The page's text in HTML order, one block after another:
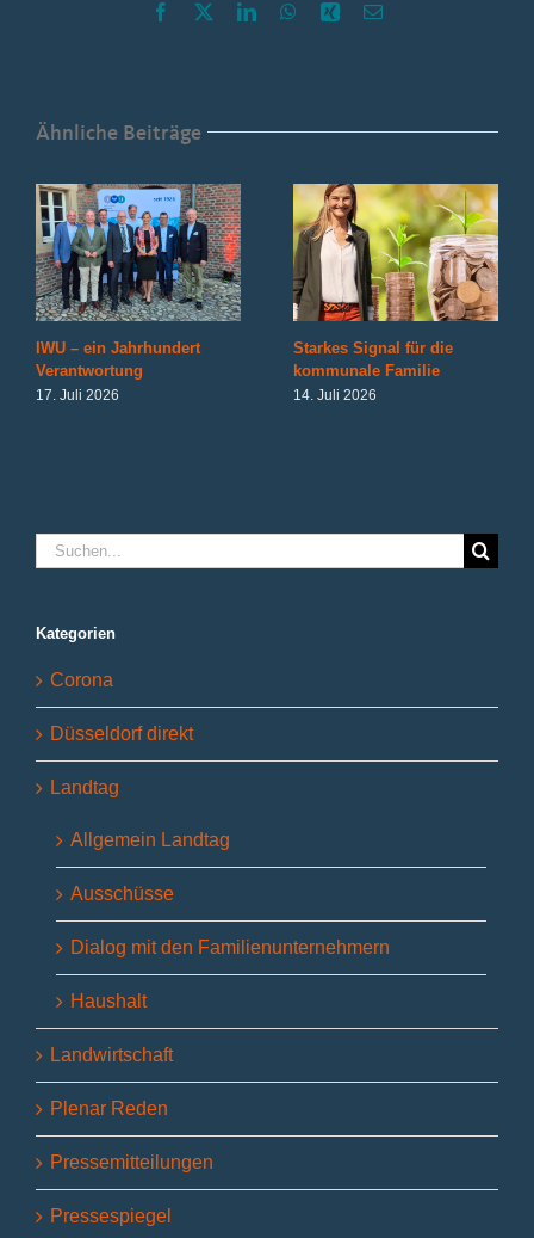
Facebook LinkedInWhatsApp
Xing E-
Ähnliche Beiträge
IWU – ein Jahrhundert
Verantwortung
17. Juli 2026
Starkes Signal für die
kommunale Familie
14. Juli 2026
Suche
nach:
Kategorien
Corona
Düsseldorf direkt
Landtag
Allgemein Landtag
Ausschüsse
Dialog mit den Familienunternehmern
Haushalt
Landwirtschaft
Plenar Reden
Pressemitteilungen
Pressespiegel